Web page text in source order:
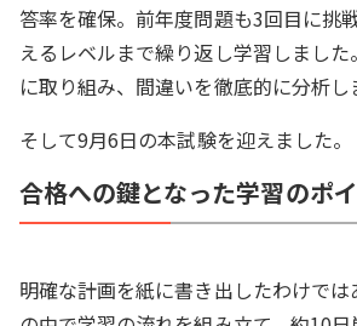
答率を確保。前年度問題も3回目に挑
えるレベルまで繰り返し学習しまし
に取り組み、間違いを徹底的に分析し
そして9月6日の本試験を迎えました。
合格への鍵となった学習のポ
明確な計画を紙に書き出したわけで